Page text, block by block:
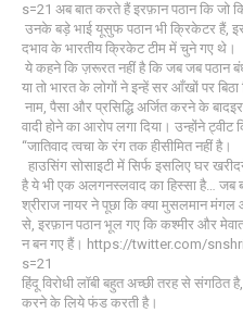
s=21 अब बात करते हैं इरफ़ान पठान कि जो कि पूर्व क्रिकेटर हैं।
उनके बड़े भाई यूसुफ पठान भी क्रिकेटर हैं,
दभाव के भारतीय क्रिकेट टीम में चुने गए थे।
ये कहने कि ज़रूरत नहीं है कि जब जब पठान
या तो भारत के लोगों ने इन्हें सर आँखों पर बिठा
नाम, पैसा और प्रसिद्धि अर्जित करने के
वादी होने का आरोप लगा दिया। उन्होंने ट्वीट
“जातिवाद त्वचा के रंग तक हीसीमित नहीं है।
हाउसिंग सोसाइटी में सिर्फ इसलिए घर
है ये भी एक अलगनस्लवाद का हिस्सा है… जब
श्रीराज नायर ने पूछा कि क्या मुसलमान
से, इरफ़ान पठान भूल गए कि कश्मीर और
न बन गए हैं। https://twitter.com/snshriraj/status/1270375825221709825?
s=21
हिंदू विरोधी लॉबी बहुत अच्छी तरह से संगठित
करने के लिये फंड करती है।